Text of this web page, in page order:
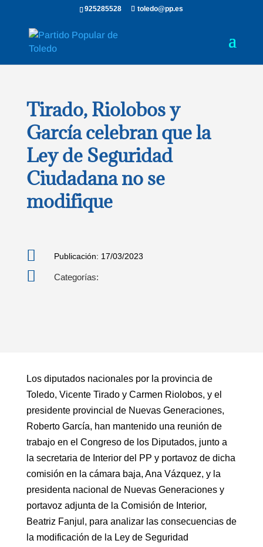
925285528 toledo@pp.es
Tirado, Riolobos y
García celebran que la
Ley de Seguridad
Ciudadana no se
modifique
 Publicación: 17/03/2023
 Categorías:
Los diputados nacionales por la provincia de
Toledo, Vicente Tirado y Carmen Riolobos, y el
presidente provincial de Nuevas Generaciones,
Roberto García, han mantenido una reunión de
trabajo en el Congreso de los Diputados, junto a
la secretaria de Interior del PP y portavoz de dicha
comisión en la cámara baja, Ana Vázquez, y la
presidenta nacional de Nuevas Generaciones y
portavoz adjunta de la Comisión de Interior,
Beatriz Fanjul, para analizar las consecuencias de
la modificación de la Ley de Seguridad